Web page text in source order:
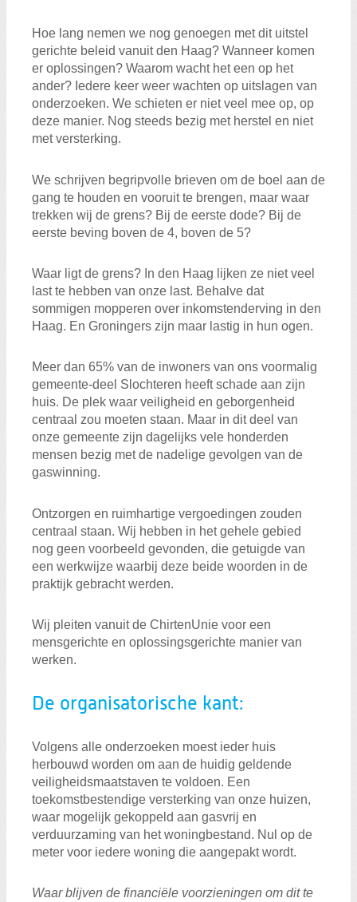
Hoe lang nemen we nog genoegen met dit uitstel
gerichte beleid vanuit den Haag? Wanneer komen
er oplossingen? Waarom wacht het een op het
ander? Iedere keer weer wachten op uitslagen van
onderzoeken. We schieten er niet veel mee op, op
deze manier. Nog steeds bezig met herstel en niet
met versterking.
We schrijven begripvolle brieven om de boel aan de
gang te houden en vooruit te brengen, maar waar
trekken wij de grens? Bij de eerste dode? Bij de
eerste beving boven de 4, boven de 5?
Waar ligt de grens? In den Haag lijken ze niet veel
last te hebben van onze last. Behalve dat
sommigen mopperen over inkomstenderving in den
Haag. En Groningers zijn maar lastig in hun ogen.
Meer dan 65% van de inwoners van ons voormalig
gemeente-deel Slochteren heeft schade aan zijn
huis. De plek waar veiligheid en geborgenheid
centraal zou moeten staan. Maar in dit deel van
onze gemeente zijn dagelijks vele honderden
mensen bezig met de nadelige gevolgen van de
gaswinning.
Ontzorgen en ruimhartige vergoedingen zouden
centraal staan. Wij hebben in het gehele gebied
nog geen voorbeeld gevonden, die getuigde van
een werkwijze waarbij deze beide woorden in de
praktijk gebracht werden.
Wij pleiten vanuit de ChirtenUnie voor een
mensgerichte en oplossingsgerichte manier van
werken.
De organisatorische kant:
Volgens alle onderzoeken moest ieder huis
herbouwd worden om aan de huidig geldende
veiligheidsmaatstaven te voldoen. Een
toekomstbestendige versterking van onze huizen,
waar mogelijk gekoppeld aan gasvrij en
verduurzaming van het woningbestand. Nul op de
meter voor iedere woning die aangepakt wordt.
Waar blijven de financiële voorzieningen om dit te